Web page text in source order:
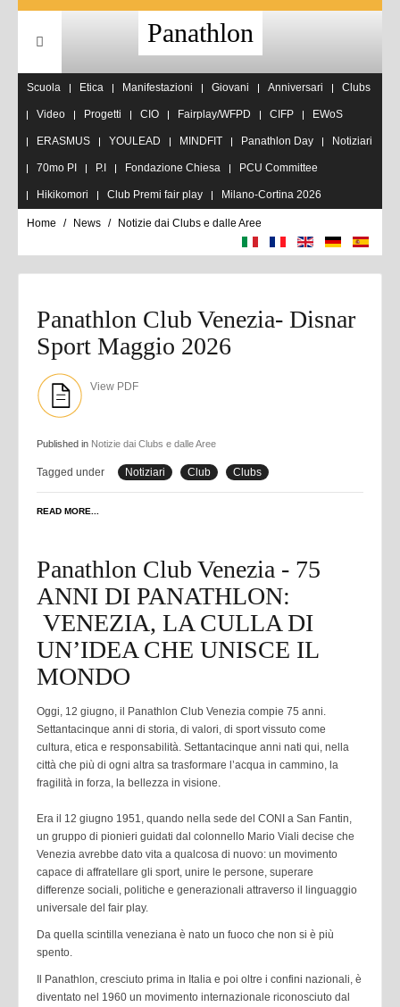
Panathlon
Scuola Etica Manifestazioni Giovani Anniversari Clubs
Video Progetti CIO Fairplay/WFPD CIFP EWoS
ERASMUS YOULEAD MINDFIT Panathlon Day Notiziari
70mo PI P.I Fondazione Chiesa PCU Committee
Hikikomori Club Premi fair play Milano-Cortina 2026
Home News Notizie dai Clubs e dalle Aree
Panathlon Club Venezia- Disnar
Sport Maggio 2026
View PDF
Published in Notizie dai Clubs e dalle Aree
Tagged under Notiziari Club Clubs
READ MORE...
Panathlon Club Venezia - 75
ANNI DI PANATHLON:
VENEZIA, LA CULLA DI
UN’IDEA CHE UNISCE IL
MONDO
Oggi, 12 giugno, il Panathlon Club Venezia compie 75 anni.
Settantacinque anni di storia, di valori, di sport vissuto come
cultura, etica e responsabilità. Settantacinque anni nati qui, nella
città che più di ogni altra sa trasformare l’acqua in cammino, la
fragilità in forza, la bellezza in visione.
Era il 12 giugno 1951, quando nella sede del CONI a San Fantin,
un gruppo di pionieri guidati dal colonnello Mario Viali decise che
Venezia avrebbe dato vita a qualcosa di nuovo: un movimento
capace di affratellare gli sport, unire le persone, superare
differenze sociali, politiche e generazionali attraverso il linguaggio
universale del fair play.
Da quella scintilla veneziana è nato un fuoco che non si è più
spento.
Il Panathlon, cresciuto prima in Italia e poi oltre i confini nazionali, è
diventato nel 1960 un movimento internazionale riconosciuto dal